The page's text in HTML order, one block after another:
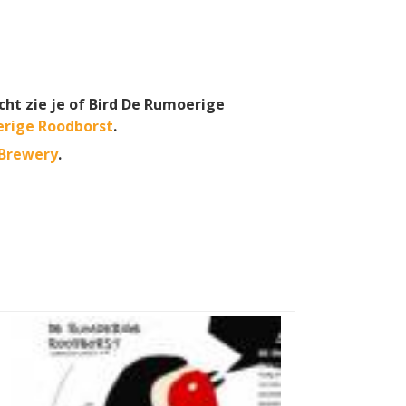
zie je of Bird De Rumoerige
Roodborst.
.